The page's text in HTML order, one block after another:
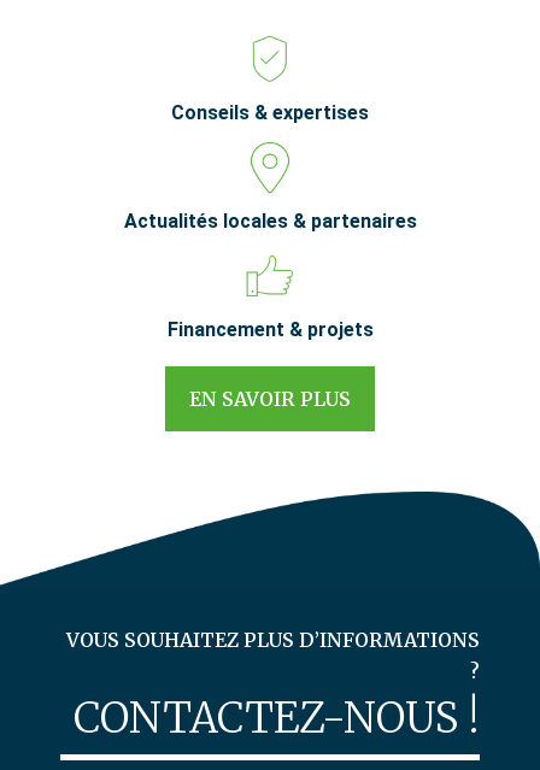
Conseils & expertises
Actualités locales & partenaires
Financement & projets
EN SAVOIR PLUS
VOUS SOUHAITEZ PLUS D’INFORMATIONS
?
CONTACTEZ-NOUS !